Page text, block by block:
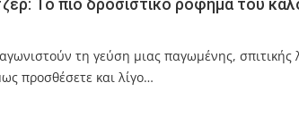
Το πιο δροσιστικό ρόφημα του
τη γεύση μιας παγωμένης, σπιτικής
προσθέσετε και λίγο…